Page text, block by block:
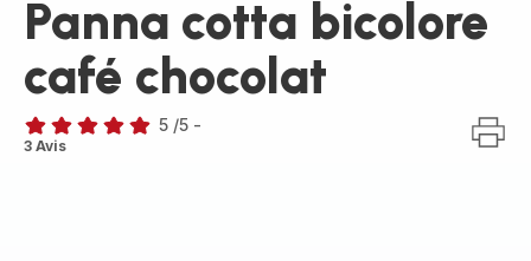
Panna cotta bicolore
café chocolat
Avis
5 /5 -
3 Avis